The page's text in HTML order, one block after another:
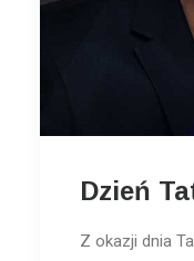
Dzień
Z okazji dnia